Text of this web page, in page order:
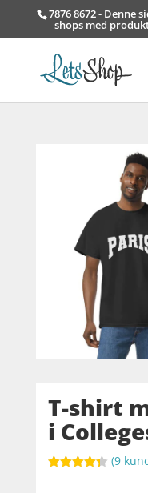
7876 8672 - Denne
shops med
T-shirt
i
(9